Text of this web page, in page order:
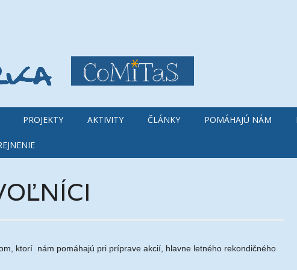
PROJEKTY AKTIVITY ČLÁNKY POMÁHAJÚ NÁM
ktorí nám pomáhajú pri príprave akcií, hlavne letného rekondičného